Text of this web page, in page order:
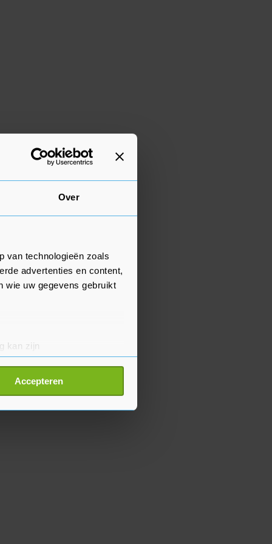
Over
van technologieën zoals
advertenties en content,
wie uw gegevens gebruikt
kan zijn
detailgedeelte
Accepteren